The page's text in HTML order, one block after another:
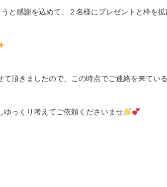
と感謝を込めて、２名様にプレゼントと枠を拡
て頂きましたので、この時点でご連絡を来てい
ゆっくり考えてご依頼くださいませ